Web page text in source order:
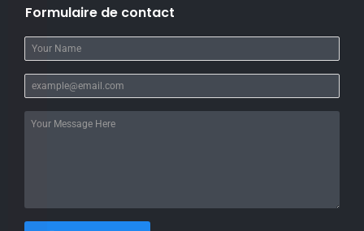
Formulaire de contact